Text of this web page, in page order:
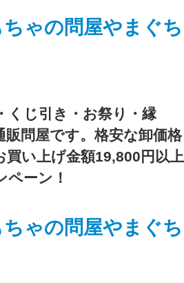
くじ引き・お祭り・縁
販問屋です。格安な卸価格
い上げ金額19,800円以上
ペーン！